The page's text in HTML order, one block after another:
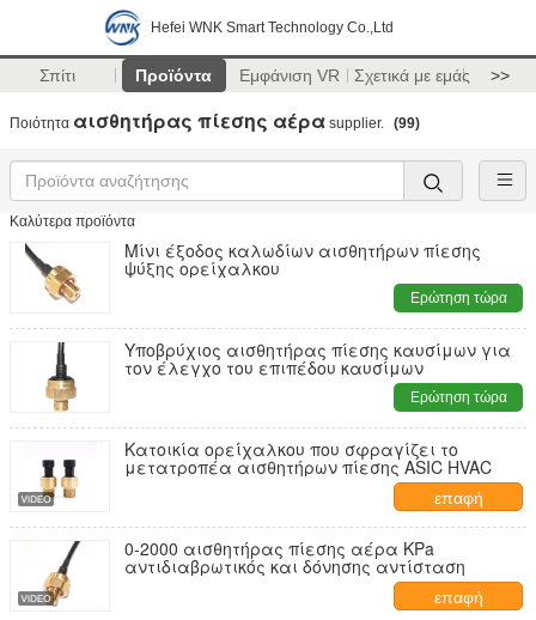
Hefei WNK Smart Technology Co.,Ltd
Σπίτι Προϊόντα Εμφάνιση VR Σχετικά με εμάς >>
Ποιότητα αισθητήρας πίεσης αέρα supplier. (99)
Καλύτερα προϊόντα
Μίνι έξοδος καλωδίων αισθητήρων πίεσης
ψύξης ορείχαλκου
Ερώτηση τώρα
Υποβρύχιος αισθητήρας πίεσης καυσίμων για
τον έλεγχο του επιπέδου καυσίμων
Ερώτηση τώρα
Κατοικία ορείχαλκου που σφραγίζει το
μετατροπέα αισθητήρων πίεσης ASIC HVAC
επαφή
0-2000 αισθητήρας πίεσης αέρα KPa
αντιδιαβρωτικός και δόνησης αντίσταση
επαφή